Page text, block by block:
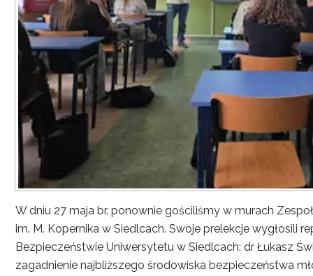
W dniu 27 maja br. ponownie gościliśmy w murach
im. M. Kopernika w Siedlcach. Swoje prelekcje wygłosili
Bezpieczeństwie Uniwersytetu w Siedlcach: dr Łukasz
zagadnienie najbliższego środowiska bezpieczeństwa